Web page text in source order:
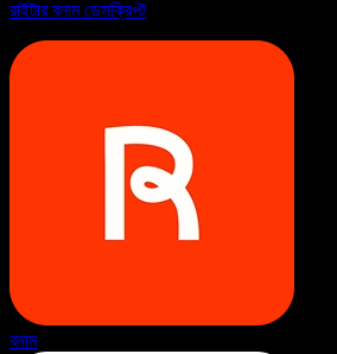
রাইটার বনাম ডেসক্রিপ্ট
বনাম